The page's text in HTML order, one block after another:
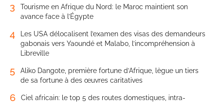
3
Tourisme en Afrique du Nord: le Maroc maintient son
avance face à l’Égypte
4
Les USA délocalisent l’examen des visas des demandeurs
gabonais vers Yaoundé et Malabo, l’incompréhension à
Libreville
5
Aliko Dangote, première fortune d’Afrique, lègue un tiers
de sa fortune à des œuvres caritatives
6
Ciel africain: le top 5 des routes domestiques, intra-